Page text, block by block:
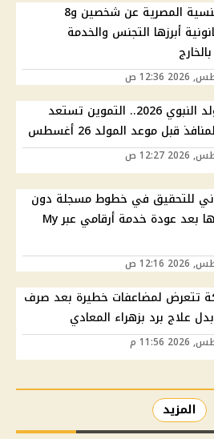
إسقاط الجنسية المصرية عن شخصين و8
أبرزها التجنس والخدمة
حلوى المولد النبوي 2026.. التموين تستعد
قبل موعد المولد 26 أغسطس
للتحقيق في خطوط مسجلة دون
علم أصحابها بعد عودة خدمة أرقامي عبر My
تتعرض لمضاعفات خطيرة بعد صرف
علاج برد بزهراء المعادي
المزيد